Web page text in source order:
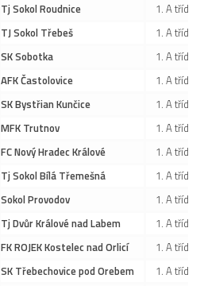
Tj Sokol Roudnice
1. A třída
TJ Sokol Třebeš
1. A třída
SK Sobotka
1. A třída
AFK Častolovice
1. A třída
SK Bystřian Kunčice
1. A třída
MFK Trutnov
1. A třída
FC Nový Hradec Králové
1. A třída
Tj Sokol Bílá Třemešná
1. A třída
Sokol Provodov
1. A třída
Tj Dvůr Králové nad Labem
1. A třída
FK ROJEK Kostelec nad Orlicí
1. A třída
SK Třebechovice pod Orebem
1. A třída